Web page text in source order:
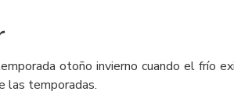
otoño invierno cuando el frío
las temporadas.